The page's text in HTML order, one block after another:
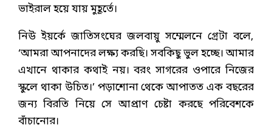
ভাইরাল হয়ে যায় মুহূর্তে।
নিউ ইয়র্কে জাতিসংঘের জলবায়ু সম্মেলনে গ্রেটা বলে,
‘আমরা আপনাদের লক্ষ্য করছি। সবকিছু ভুল হচ্ছে। আমার
এখানে থাকার কথাই নয়। বরং সাগরের ওপারে নিজের
স্কুলে থাকা উচিত।’ পড়াশোনা থেকে আপাতত এক বছরের
জন্য বিরতি নিয়ে সে আপ্রাণ চেষ্টা করছে পরিবেশকে
বাঁচানোর।